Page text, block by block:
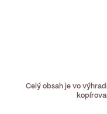
Celý obsah je vo